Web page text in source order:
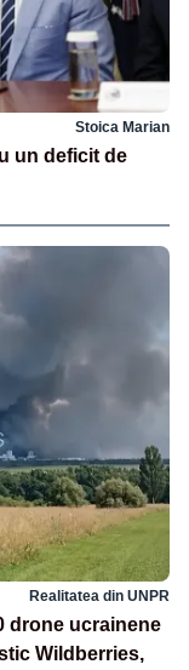
Stoica Marian
un deficit de
Realitatea din UNPR
drone ucrainene
Wildberries,